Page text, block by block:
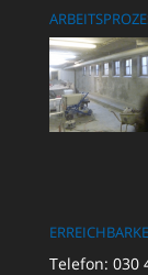
Telefon: 030